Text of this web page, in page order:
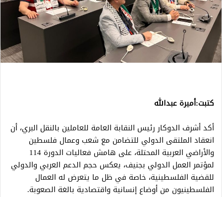
كتبت:أميرة عبدالله
أكد أشرف الدوكار رئيس النقابة العامة للعاملين بالنقل البري، أن
انعقاد الملتقى الدولي للتضامن مع شعب وعمال فلسطين
والأراضي العربية المحتلة، على هامش فعاليات الدورة 114
لمؤتمر العمل الدولي بجنيف، يعكس حجم الدعم العربي والدولي
للقضية الفلسطينية، خاصة في ظل ما يتعرض له العمال
الفلسطينيون من أوضاع إنسانية واقتصادية بالغة الصعوبة.